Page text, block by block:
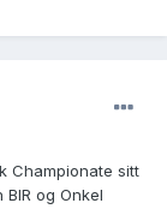
Championate sitt
og Onkel